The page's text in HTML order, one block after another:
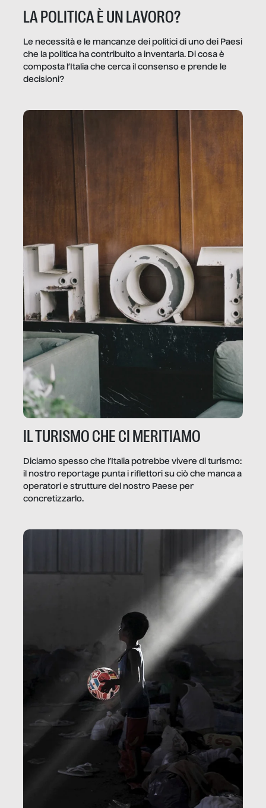
LA POLITICA È UN LAVORO?
Le necessità e le mancanze dei politici di uno dei Paesi
che la politica ha contribuito a inventarla. Di cosa è
composta l’Italia che cerca il consenso e prende le
decisioni?
IL TURISMO CHE CI MERITIAMO
Diciamo spesso che l’Italia potrebbe vivere di turismo:
il nostro reportage punta i riflettori su ciò che manca a
operatori e strutture del nostro Paese per
concretizzarlo.